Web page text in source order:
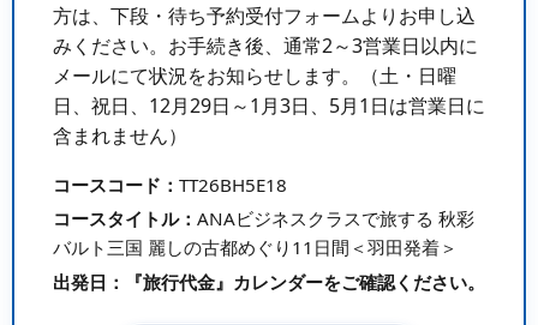
方は、下段・待ち予約受付フォームよりお申し込
みください。お手続き後、通常2～3営業日以内に
メールにて状況をお知らせします。（土・日曜
日、祝日、12月29日～1月3日、5月1日は営業日に
含まれません）
コースコード： TT26BH5E18
コースタイトル： ANAビジネスクラスで旅する 秋彩
バルト三国 麗しの古都めぐり11日間＜羽田発着＞
出発日：
『旅行代金』カレンダーをご確認ください。